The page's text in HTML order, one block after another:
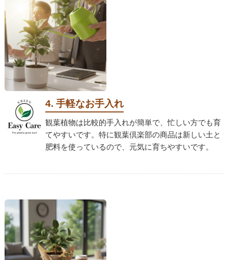
4. 手軽なお手入れ
観葉植物は比較的手入れが簡単で、忙しい方でも育
てやすいです。特に観葉倶楽部の商品は新しい土と
肥料を使っているので、元気に育ちやすいです。